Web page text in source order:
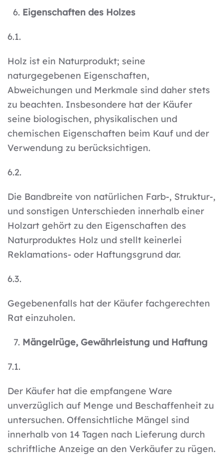
Eigenschaften des Holzes
6.1.
Holz ist ein Naturprodukt; seine
naturgegebenen Eigenschaften,
Abweichungen und Merkmale sind daher stets
zu beachten. Insbesondere hat der Käufer
seine biologischen, physikalischen und
chemischen Eigenschaften beim Kauf und der
Verwendung zu berücksichtigen.
6.2.
Die Bandbreite von natürlichen Farb-, Struktur-,
und sonstigen Unterschieden innerhalb einer
Holzart gehört zu den Eigenschaften des
Naturproduktes Holz und stellt keinerlei
Reklamations- oder Haftungsgrund dar.
6.3.
Gegebenenfalls hat der Käufer fachgerechten
Rat einzuholen.
Mängelrüge, Gewährleistung und Haftung
7.1.
Der Käufer hat die empfangene Ware
unverzüglich auf Menge und Beschaffenheit zu
untersuchen. Offensichtliche Mängel sind
innerhalb von 14 Tagen nach Lieferung durch
schriftliche Anzeige an den Verkäufer zu rügen.